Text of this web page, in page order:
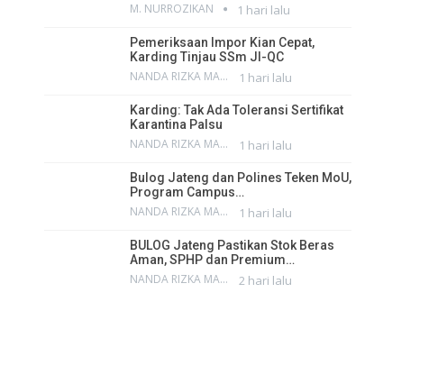
M. NURROZIKAN 1 hari lalu
Pemeriksaan Impor Kian Cepat,
Karding Tinjau SSm JI-QC
NANDA RIZKA MAHENDRA 1 hari lalu
Karding: Tak Ada Toleransi Sertifikat
Karantina Palsu
NANDA RIZKA MAHENDRA 1 hari lalu
Bulog Jateng dan Polines Teken MoU,
Program Campus…
NANDA RIZKA MAHENDRA 1 hari lalu
BULOG Jateng Pastikan Stok Beras
Aman, SPHP dan Premium…
NANDA RIZKA MAHENDRA 2 hari lalu